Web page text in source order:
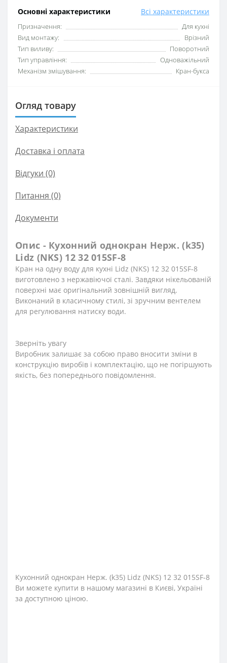
Основні характеристики Всі характеристики
Призначення:
Для кухні
Вид монтажу:
Врізний
Тип виливу:
Поворотний
Тип управління:
Одноважільний
Механізм змішування:
Кран-букса
Огляд товару
Характеристики
Доставка і оплата
Відгуки (0)
Питання (0)
Документи
Опис - Кухонний однокран Нерж. (k35)
Lidz (NKS) 12 32 015SF-8
Кран на одну воду для кухні Lidz (NKS) 12 32 015SF-8
виготовлено з нержавіючої сталі. Завдяки нікельованій
поверхні має оригінальний зовнішній вигляд.
Виконаний в класичному стилі, зі зручним вентелем
для регулювання натиску води.
Зверніть увагу
Виробник залишає за собою право вносити зміни в
конструкцію виробів і комплектацію, що не погіршують
якість, без попереднього повідомлення.
Кухонний однокран Нерж. (k35) Lidz (NKS) 12 32 015SF-8
Ви можете купити в нашому магазині в Києві, Україні
за доступною ціною.